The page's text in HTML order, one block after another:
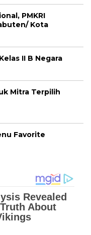
PMKRI
Kota
II B Negara
Mitra Terpilih
Favorite